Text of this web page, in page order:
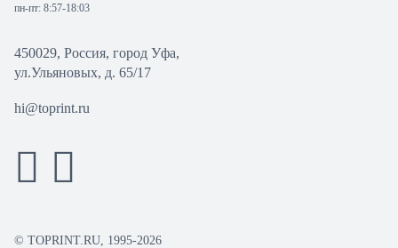
пн-пт: 8:57-18:03
450029, Россия, город Уфа,
ул.Ульяновых, д. 65/17
hi@toprint.ru
© TOPRINT.RU, 1995-2026